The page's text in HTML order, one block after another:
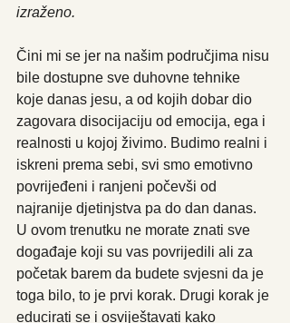
izraženo.
Čini mi se jer na našim područjima nisu
bile dostupne sve duhovne tehnike
koje danas jesu, a od kojih dobar dio
zagovara disocijaciju od emocija, ega i
realnosti u kojoj živimo. Budimo realni i
iskreni prema sebi, svi smo emotivno
povrijeđeni i ranjeni počevši od
najranije djetinjstva pa do dan danas.
U ovom trenutku ne morate znati sve
događaje koji su vas povrijedili ali za
početak barem da budete svjesni da je
toga bilo, to je prvi korak. Drugi korak je
educirati se i osviještavati kako